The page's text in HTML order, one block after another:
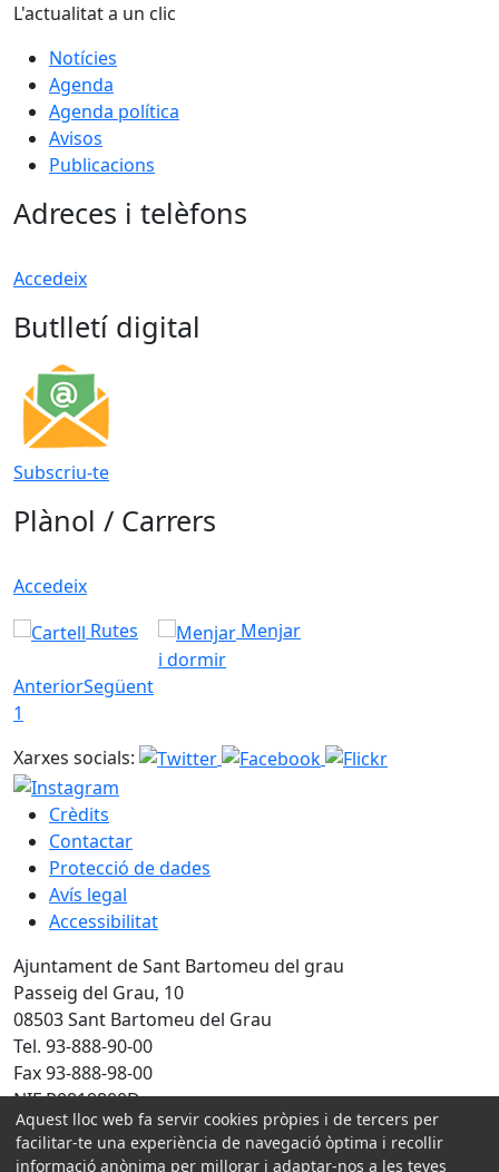
L'actualitat a un clic
Notícies
Agenda
Agenda política
Avisos
Publicacions
Adreces i telèfons
Accedeix
Butlletí digital
Subscriu-te
Plànol / Carrers
Accedeix
Rutes
Menjar
i dormir
AnteriorSegüent
1
Xarxes socials:
Crèdits
Contactar
Protecció de dades
Avís legal
Accessibilitat
Ajuntament de Sant Bartomeu del grau
Passeig del Grau, 10
08503 Sant Bartomeu del Grau
Tel. 93-888-90-00
Fax 93-888-98-00
NIF P0819800D
Amb la col·laboració de:
Aquest lloc web fa servir cookies pròpies i de tercers per
facilitar-te una experiència de navegació òptima i recollir
informació anònima per millorar i adaptar-nos a les teves